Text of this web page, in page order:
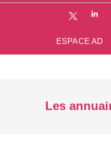
ESPACE AD
Les